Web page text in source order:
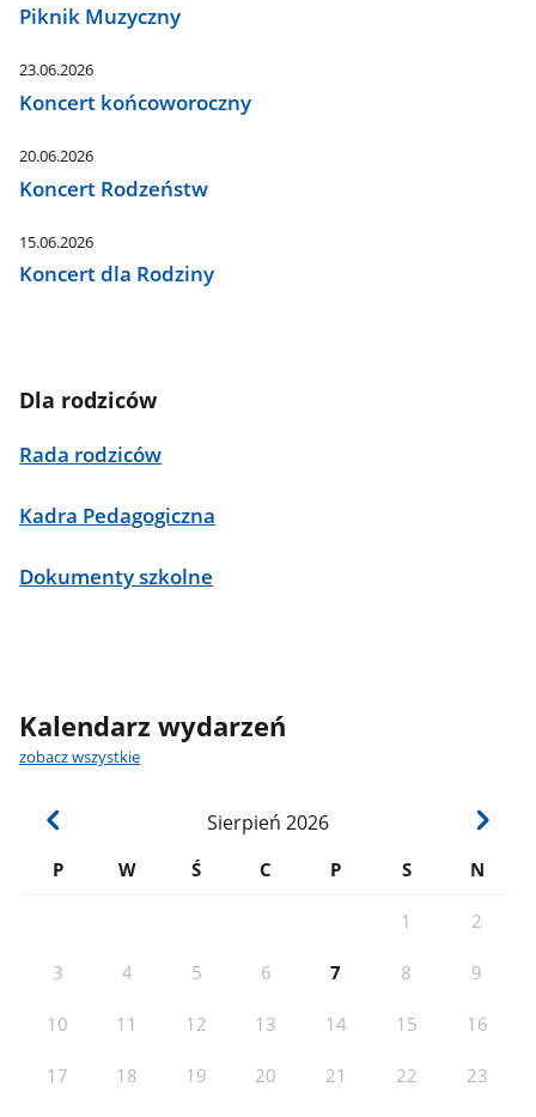
Piknik Muzyczny
23.06.2026
Koncert końcoworoczny
20.06.2026
Koncert Rodzeństw
15.06.2026
Koncert dla Rodziny
Dla rodziców
Rada rodziców
Kadra Pedagogiczna
Dokumenty szkolne
Kalendarz wydarzeń
zobacz wszystkie
Sierpień 2026
P W Ś C P S N
1 2
3 4 5 6 7 8 9
10 11 12 13 14 15 16
17 18 19 20 21 22 23